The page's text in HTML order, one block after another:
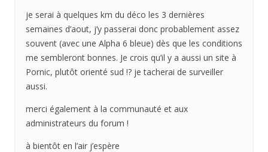
je serai à quelques km du déco les 3 dernières
semaines d’aout, j’y passerai donc probablement assez
souvent (avec une Alpha 6 bleue) dès que les conditions
me sembleront bonnes. Je crois qu’il y a aussi un site à
Pornic, plutôt orienté sud !? je tacherai de surveiller
aussi.
merci également à la communauté et aux
administrateurs du forum !
à bientôt en l’air j’espère